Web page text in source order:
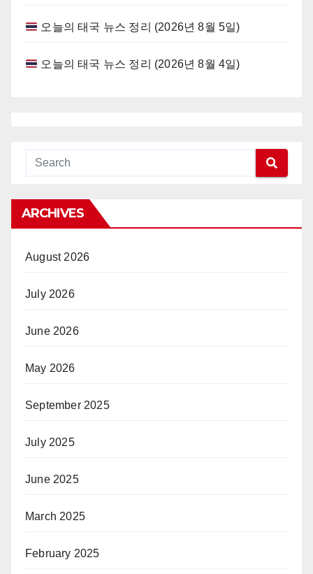
오늘의 태국 뉴스 정리 (2026년 8월 5일)
오늘의 태국 뉴스 정리 (2026년 8월 4일)
ARCHIVES
August 2026
July 2026
June 2026
May 2026
September 2025
July 2025
June 2025
March 2025
February 2025